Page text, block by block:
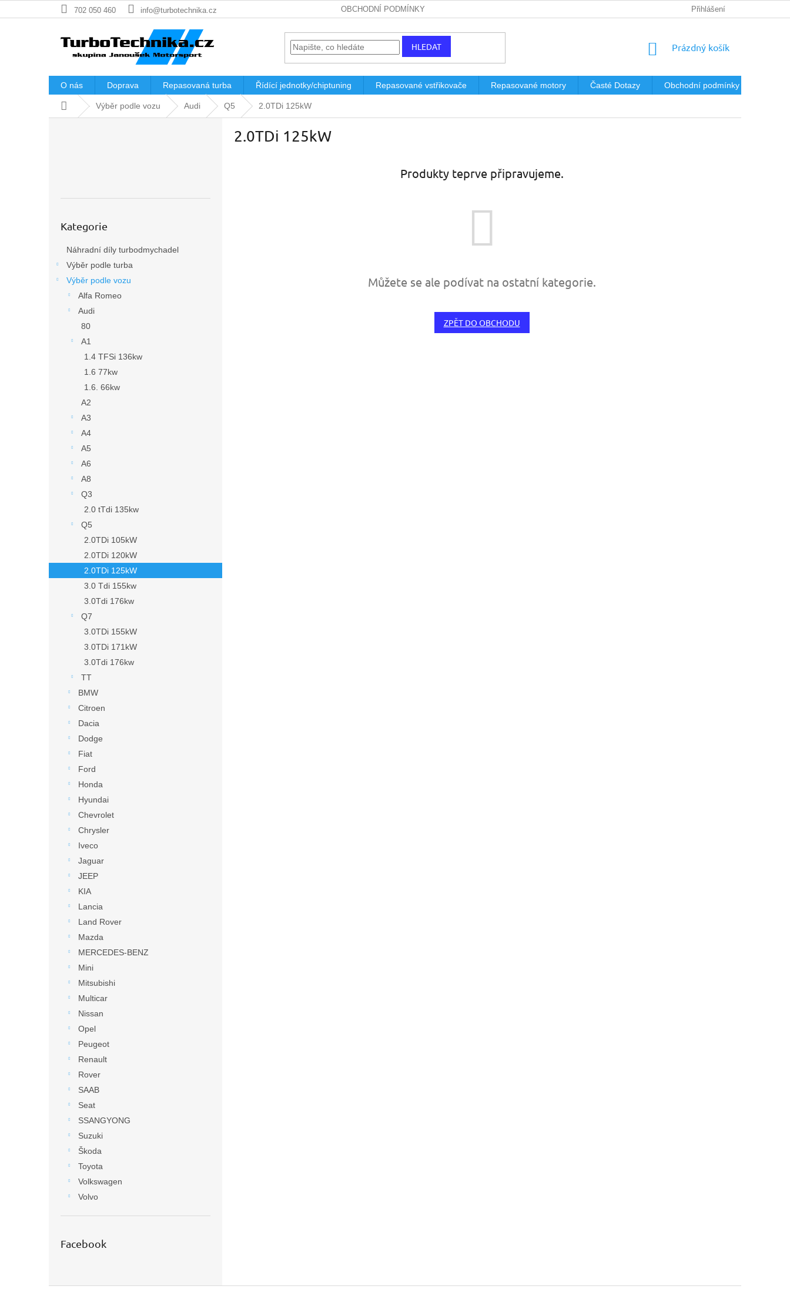
na
702 050 460 info@turbotechnika.cz OBCHODNÍ PODMÍNKY Přihlášení
HLEDAT
NÁKUPNÍ
Prázdný košík
O nás Doprava Repasovaná turba Řídící jednotky/chiptuning Repasované vstřikovače Repasované motory Časté Dotazy Obchodní podmínky
Domů Výběr podle vozu Audi Q5 2.0TDi 125kW
kategorie
Kategorie
Náhradní díly turbodmychadel
Výběr podle turba
Výběr podle vozu
Alfa Romeo
Audi
80
A1
1.4 TFSi 136kw
1.6 77kw
1.6. 66kw
A2
A3
A4
A5
A6
A8
Q3
2.0 tTdi 135kw
Q5
2.0TDi 105kW
2.0TDi 120kW
2.0TDi 125kW
3.0 Tdi 155kw
3.0Tdi 176kw
Q7
3.0TDi 155kW
3.0TDi 171kW
3.0Tdi 176kw
TT
BMW
Citroen
Dacia
Dodge
Fiat
Ford
Honda
Hyundai
Chevrolet
Chrysler
Iveco
Jaguar
JEEP
KIA
Lancia
Land Rover
Mazda
MERCEDES-BENZ
Mini
Mitsubishi
Multicar
Nissan
Opel
Peugeot
Renault
Rover
SAAB
Seat
SSANGYONG
Suzuki
Škoda
Toyota
Volkswagen
Volvo
Facebook
2.0TDi 125kW
Produkty teprve připravujeme.
Můžete se ale podívat na ostatní kategorie.
ZPĚT DO OBCHODU